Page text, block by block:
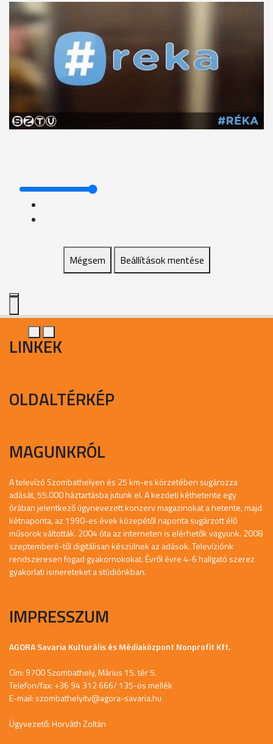
Mégsem Beállítások mentése
LINKEK
OLDALTÉRKÉP
MAGUNKRÓL
A televízó Szombathelyen és 25 km-es körzetében sugározza
adását, 55.000 háztartásba jutunk el. A kezdeti kéthetente egy
órában jelentkező úgynevezett konzerv magazinokat a hetente, majd
kétnaponta, az 1990-es évek közepétől naponta sugárzott élő
műsorok váltották. 2004 óta az interneten is elérhetők vagyunk. 2008
szeptemberé-től digitálisan készülnek az adások. Televíziónk
rendszeresen fogad gyakornokokat. Évről évre 4-6 hallgató szerez
gyakorlati ismereteket a stúdiónkban.
IMPRESSZUM
AGORA Savaria Kulturális és Médiaközpont Nonprofit Kft.
Cím: 9700 Szombathely, Márius 15. tér 5.
Telefon/fax: +36 94 312 666/ 135-ös mellék
E-mail: szombathelyitv@agora-savaria.hu
Ügyvezető: Horváth Zoltán